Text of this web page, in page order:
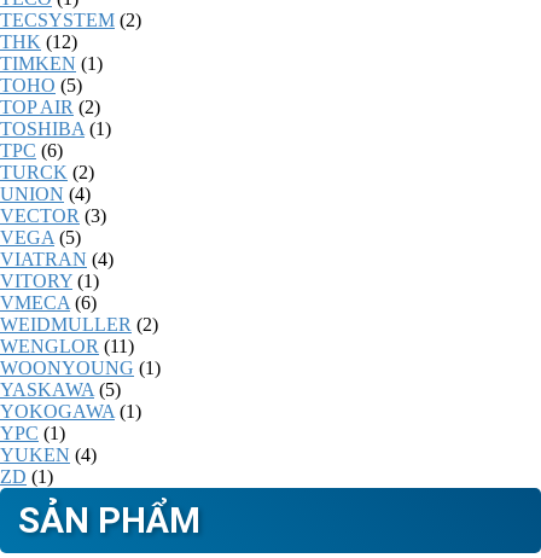
TECSYSTEM (2)
THK (12)
TIMKEN (1)
TOHO (5)
TOP AIR (2)
TOSHIBA (1)
TPC (6)
TURCK (2)
UNION (4)
VECTOR (3)
VEGA (5)
VIATRAN (4)
VITORY (1)
VMECA (6)
WEIDMULLER (2)
WENGLOR (11)
WOONYOUNG (1)
YASKAWA (5)
YOKOGAWA (1)
YPC (1)
YUKEN (4)
ZD (1)
SẢN PHẨM